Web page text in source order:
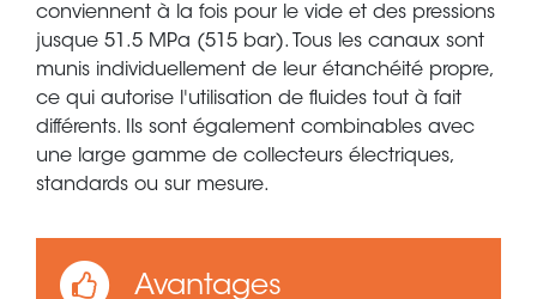
conviennent à la fois pour le vide et des pressions
jusque 51.5 MPa (515 bar). Tous les canaux sont
munis individuellement de leur étanchéité propre,
ce qui autorise l'utilisation de fluides tout à fait
différents. Ils sont également combinables avec
une large gamme de collecteurs électriques,
standards ou sur mesure.
Avantages